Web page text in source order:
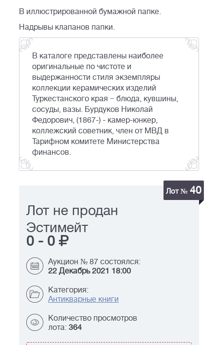
В иллюстрированной бумажной папке.
Надрывы клапанов папки.
В каталоге представлены наиболее
оригинальные по чистоте и
выдержанности стиля экземпляры
коллекции керамических изделий
Туркестанского края − блюда, кувшины,
сосуды, вазы. Бурдуков Николай
Федорович, (1867-) - камер-юнкер,
коллежский советник, член от МВД в
Тарифном комитете Министерства
финансов.
Лот № 40
Лот не продан
Эстимейт
0 - 0
Аукцион № 87 состоялся:
22 Декабрь 2021 18:00
Категория:
Антикварные книги
Количество просмотров
лота: 364